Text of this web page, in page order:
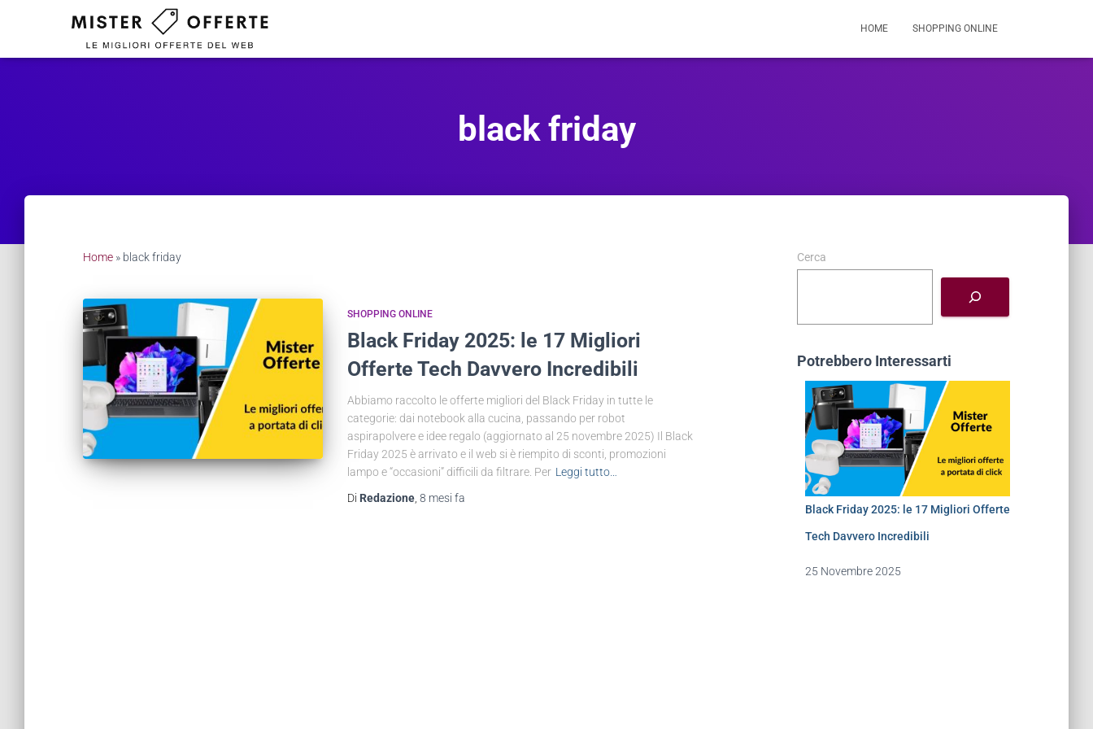
HOME SHOPPING ONLINE
black friday
Home » black friday
SHOPPING ONLINE
Black Friday 2025: le 17 Migliori
Offerte Tech Davvero Incredibili
Abbiamo raccolto le offerte migliori del Black Friday in tutte le
categorie: dai notebook alla cucina, passando per robot
aspirapolvere e idee regalo (aggiornato al 25 novembre 2025) Il Black
Friday 2025 è arrivato e il web si è riempito di sconti, promozioni
lampo e “occasioni” difficili da filtrare. Per Leggi tutto…
Di Redazione 8 mesi fa
Cerca
Potrebbero Interessarti
Black Friday 2025: le 17 Migliori Offerte
Tech Davvero Incredibili
25 Novembre 2025